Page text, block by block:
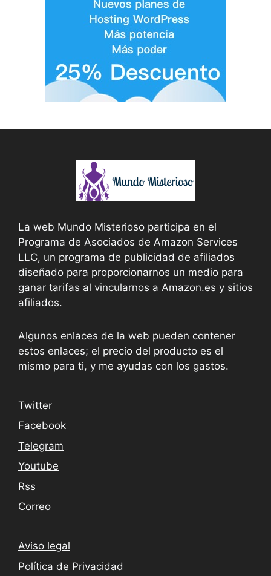
La web Mundo Misterioso participa en el
Programa de Asociados de Amazon Services
LLC, un programa de publicidad de afiliados
diseñado para proporcionarnos un medio para
ganar tarifas al vincularnos a Amazon.es y sitios
afiliados.
Algunos enlaces de la web pueden contener
estos enlaces; el precio del producto es el
mismo para ti, y me ayudas con los gastos.
Twitter
Facebook
Telegram
Youtube
Rss
Correo
Aviso legal
Política de Privacidad